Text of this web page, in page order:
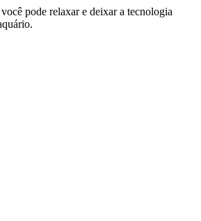
pode relaxar e deixar a tecnologia